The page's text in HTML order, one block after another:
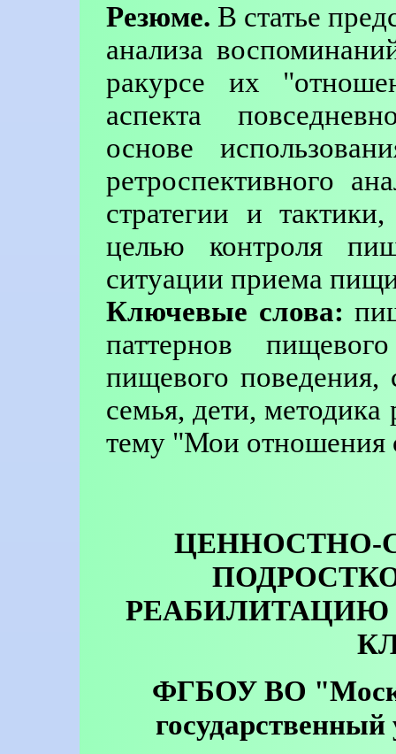
Резюме. В статье
анализа
ракурсе их
аспекта
основе
ретроспективного
стратегии и
целью контроля
ситуации приема
Ключевые слова:
паттернов
пищевого поведения,
семья, дети, методика
тему "Мои
ЦЕННОСТНО-
РЕАБИЛИТАЦИЮ
ФГБОУ ВО